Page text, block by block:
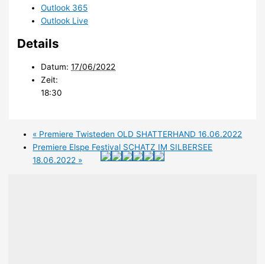
Outlook 365
Outlook Live
Details
Datum: 17/06/2022
Zeit:
18:30
« Premiere Twisteden OLD SHATTERHAND 16.06.2022
Premiere Elspe Festival SCHATZ IM SILBERSEE
18.06.2022 »